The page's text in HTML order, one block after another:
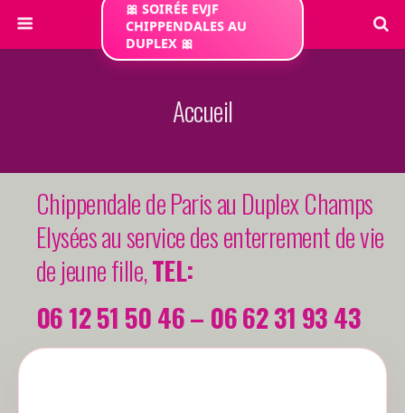
Accueil
Chippendale de Paris au Duplex Champs
Elysées au service des enterrement de vie
de jeune fille,TEL:
06 12 51 50 46 – 06 62 31 93 43
🎀 SOIRÉE EVJF
CHIPPENDALES AU
DUPLEX 🎀